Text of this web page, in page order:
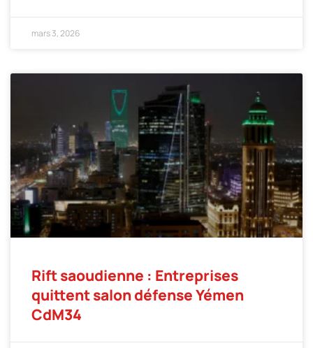
mars 3, 2026
Rift saoudienne : Entreprises
quittent salon défense Yémen
CdM34